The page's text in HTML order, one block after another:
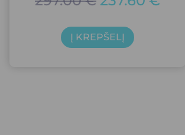
Į KREPŠELĮ